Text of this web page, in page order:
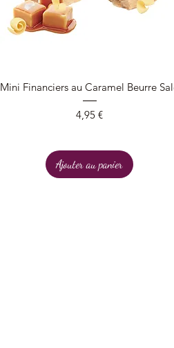
Aperçu rapide
Mini Financiers au Caramel Beurre
Prix
4,95 €
Ajouter au panier